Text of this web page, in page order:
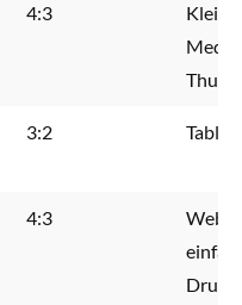
4:3
Kleine
Media
3:2
4:3